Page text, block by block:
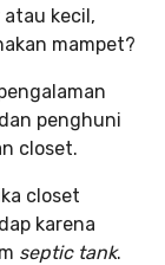
kecil,
mampet?
penghuni
closet.
closet
karena
septic tank.